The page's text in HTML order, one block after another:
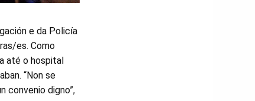
e da Policía
es. Como
até o hospital
“Non se
convenio digno”,